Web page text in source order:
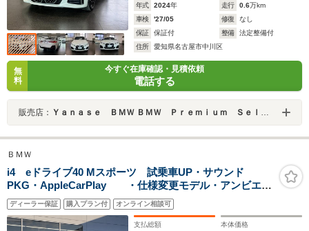
年式 2024年 走行 0.6万km
車検
'27/05 修復
なし
保証
保証付 整備
法定整備付
住所
愛知県名古屋市中川区
無
料
今すぐ在庫確認・見積依頼
電話する
販売店： Ｙａｎａｓｅ ＢＭＷ ＢＭＷ Ｐｒｅｍｉｕｍ Ｓｅｌｅｃｔｉｏｎ 中川
ＢＭＷ
i4 eドライブ40 Mスポーツ 試乗車UP・サウンド
PKG・AppleCarPlay ・仕様変更モデル・アンビエン
トライト・全方位カメラ・ステアリングヒーター・プラ
イバシーガラス・純正TV・ヘッドUPディスプレイ・オー
トホールド・ミラーETC
ディーラー保証 購入プラン付 オンライン相談可
支払総額 本体価格